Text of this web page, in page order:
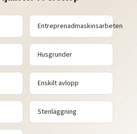
Entreprenadmaskinsarbeten
Husgrunder
Enskilt avlopp
Stenläggning